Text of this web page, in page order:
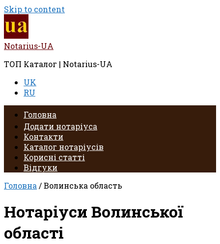
Skip to content
Notarius-UA
ТОП Каталог | Notarius-UA
UK
RU
Головна
Додати нотаріуса
Контакти
Каталог нотаріусів
Корисні статті
Відгуки
Головна / Волинська область
Нотаріуси Волинської
області